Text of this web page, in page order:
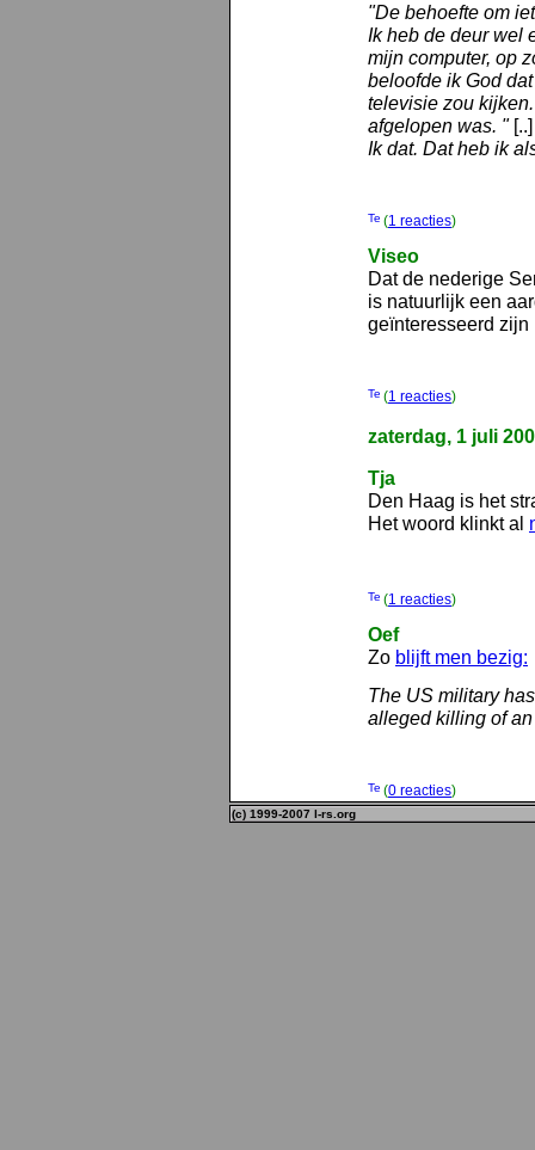
"De behoefte om
Ik heb de deur wel
mijn computer, op
beloofde ik God
televisie zou
afgelopen was. "
Ik dat. Dat heb ik
(1 reacties)
Viseo
Dat de nederige
is natuurlijk een
geïnteresseerd
(1 reacties)
zaterdag, 1 juli
Tja
Den Haag is het
Het woord klinkt al
(1 reacties)
Oef
Zo blijft men bezig:
The US military
alleged killing of
(0 reacties)
(c) 1999-2007 l-rs.org